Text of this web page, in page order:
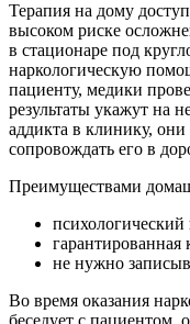
Терапия на дому
высоком риске
в стационаре под
наркологическую
пациенту, медики
результаты укажут на
аддикта в клинику,
сопровождать его в
Преимуществами
не нужно
Во время оказания